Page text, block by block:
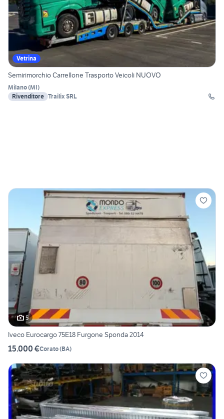
Vetrina
Semirimorchio Carrellone Trasporto Veicoli NUOVO
Milano(MI)
Rivenditore Trailix SRL
5
Iveco Eurocargo 75E18 Furgone Sponda 2014
15.000 €Corato(BA)